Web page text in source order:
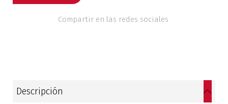
Narcotráfico
Compartir en las redes sociales
Descripción